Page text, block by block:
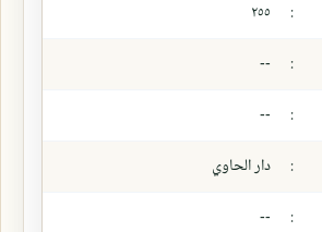
:
٢٥٥
:
--
:
--
:
دار الحاوي
:
--